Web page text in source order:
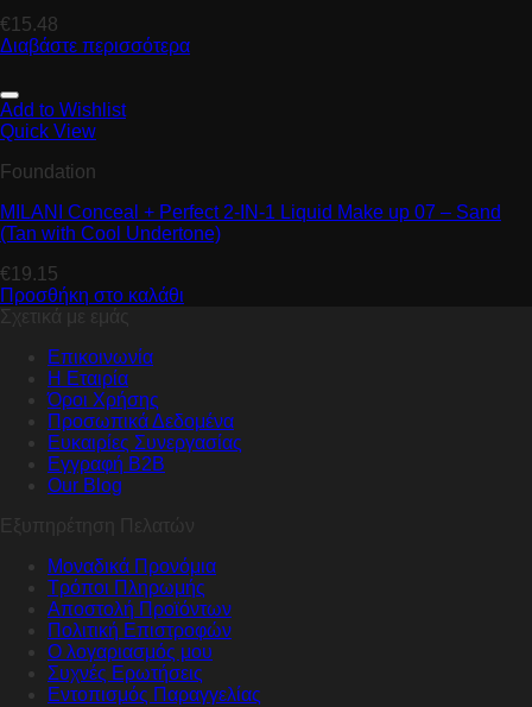
€15.48
Διαβάστε περισσότερα
Add to Wishlist
Quick View
Foundation
MILANI Conceal + Perfect 2-IN-1 Liquid Make up 07 – Sand
(Tan with Cool Undertone)
€19.15
Προσθήκη στο καλάθι
Σχετικά με εμάς
Επικοινωνία
Η Εταιρία
Όροι Χρήσης
Προσωπικά Δεδομένα
Ευκαιρίες Συνεργασίας
Εγγραφή B2B
Our Blog
Εξυπηρέτηση Πελατών
Μοναδικά Προνόμια
Τρόποι Πληρωμής
Αποστολή Προϊόντων
Πολιτική Επιστροφών
Ο λογαριασμός μου
Συχνές Ερωτήσεις
Εντοπισμός Παραγγελίας